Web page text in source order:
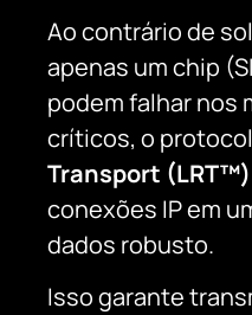
Ao contrário de
apenas um chip
podem falhar nos
críticos, o
Transport (LRT™)
conexões IP em
dados robusto.
Isso garante